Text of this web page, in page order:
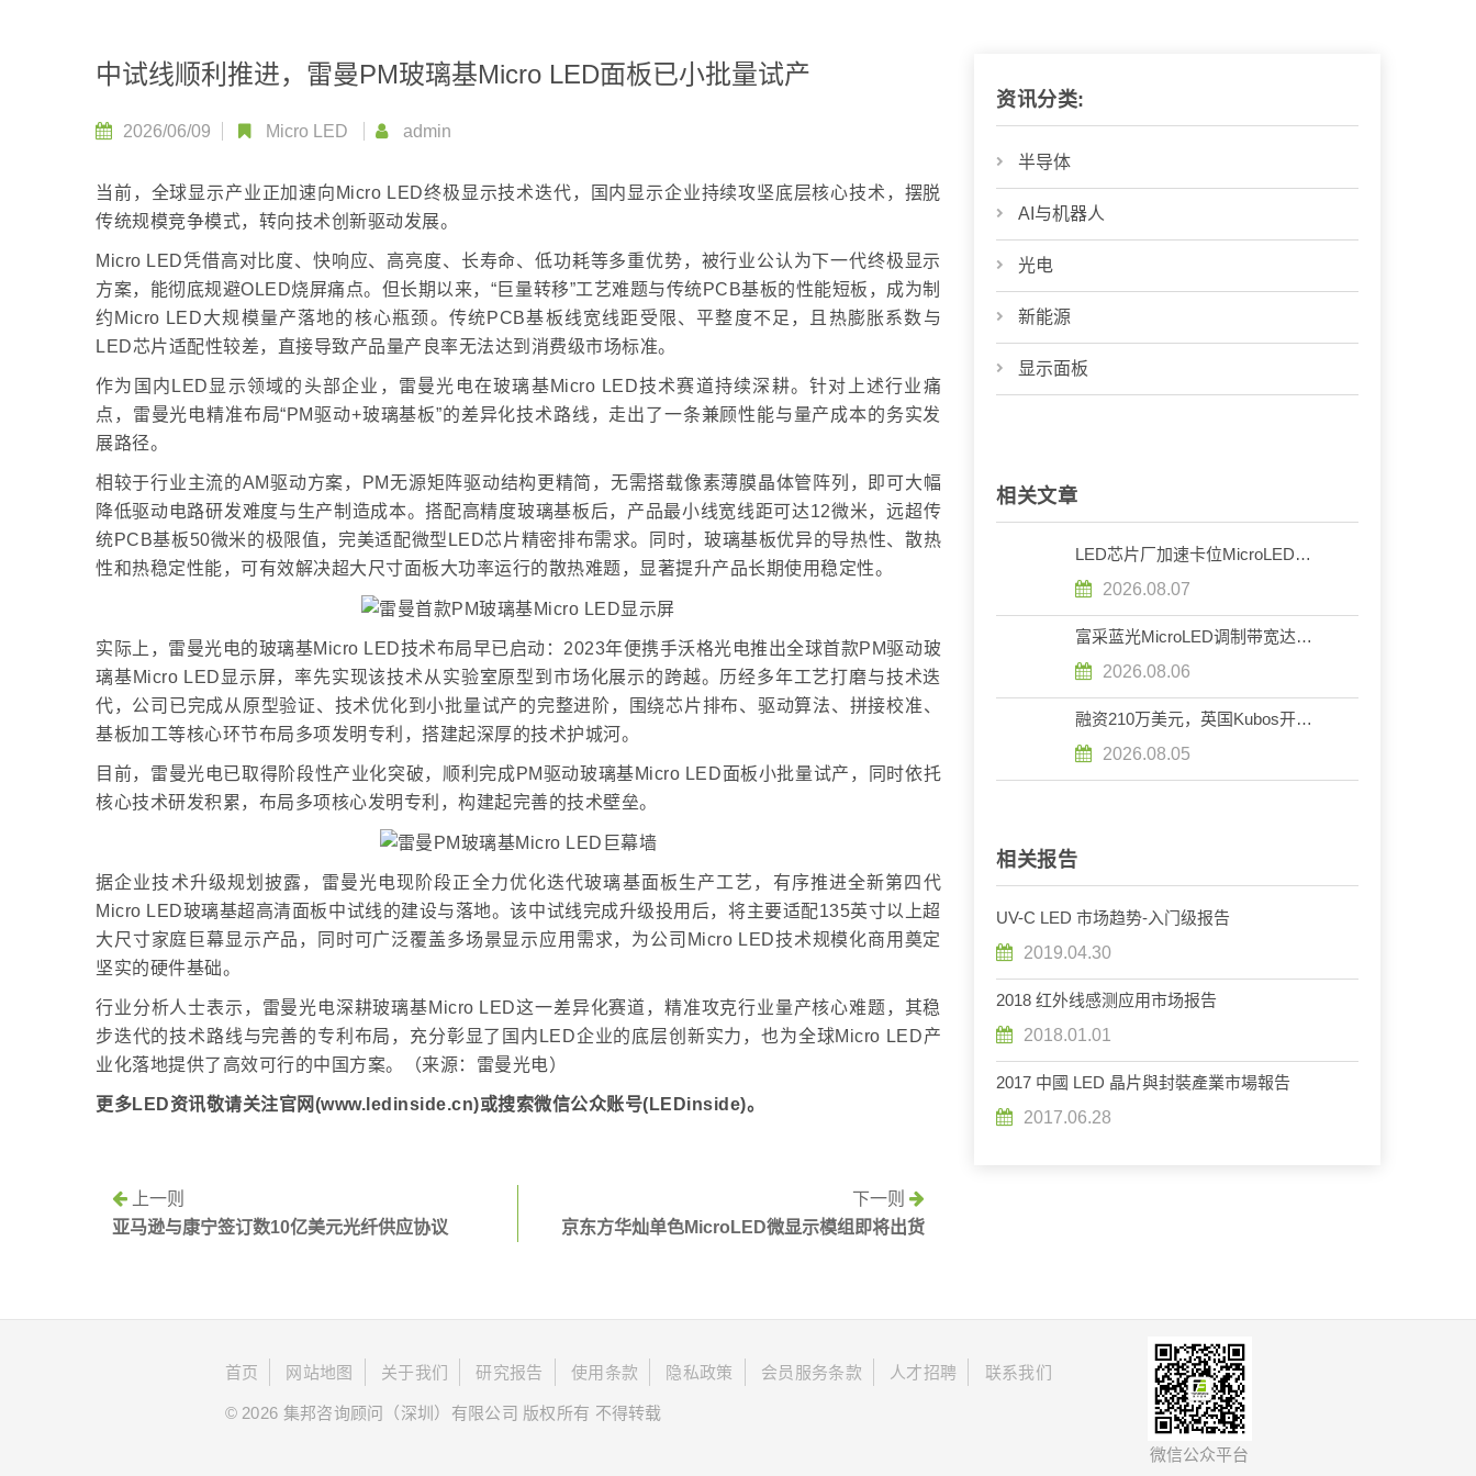
中试线顺利推进，雷曼PM玻璃基Micro LED面板已小批量试产
2026/06/09 Micro LED admin
当前，全球显示产业正加速向Micro LED终极显示技术迭代，国内显示企业持续攻坚底层核心技术，摆脱
传统规模竞争模式，转向技术创新驱动发展。
Micro LED凭借高对比度、快响应、高亮度、长寿命、低功耗等多重优势，被行业公认为下一代终极显示
方案，能彻底规避OLED烧屏痛点。但长期以来，“巨量转移”工艺难题与传统PCB基板的性能短板，成为制
约Micro LED大规模量产落地的核心瓶颈。传统PCB基板线宽线距受限、平整度不足，且热膨胀系数与
LED芯片适配性较差，直接导致产品量产良率无法达到消费级市场标准。
作为国内LED显示领域的头部企业，雷曼光电在玻璃基Micro LED技术赛道持续深耕。针对上述行业痛
点，雷曼光电精准布局“PM驱动+玻璃基板”的差异化技术路线，走出了一条兼顾性能与量产成本的务实发
展路径。
相较于行业主流的AM驱动方案，PM无源矩阵驱动结构更精简，无需搭载像素薄膜晶体管阵列，即可大幅
降低驱动电路研发难度与生产制造成本。搭配高精度玻璃基板后，产品最小线宽线距可达12微米，远超传
统PCB基板50微米的极限值，完美适配微型LED芯片精密排布需求。同时，玻璃基板优异的导热性、散热
性和热稳定性能，可有效解决超大尺寸面板大功率运行的散热难题，显著提升产品长期使用稳定性。
实际上，雷曼光电的玻璃基Micro LED技术布局早已启动：2023年便携手沃格光电推出全球首款PM驱动玻
璃基Micro LED显示屏，率先实现该技术从实验室原型到市场化展示的跨越。历经多年工艺打磨与技术迭
代，公司已完成从原型验证、技术优化到小批量试产的完整进阶，围绕芯片排布、驱动算法、拼接校准、
基板加工等核心环节布局多项发明专利，搭建起深厚的技术护城河。
目前，雷曼光电已取得阶段性产业化突破，顺利完成PM驱动玻璃基Micro LED面板小批量试产，同时依托
核心技术研发积累，布局多项核心发明专利，构建起完善的技术壁垒。
据企业技术升级规划披露，雷曼光电现阶段正全力优化迭代玻璃基面板生产工艺，有序推进全新第四代
Micro LED玻璃基超高清面板中试线的建设与落地。该中试线完成升级投用后，将主要适配135英寸以上超
大尺寸家庭巨幕显示产品，同时可广泛覆盖多场景显示应用需求，为公司Micro LED技术规模化商用奠定
坚实的硬件基础。
行业分析人士表示，雷曼光电深耕玻璃基Micro LED这一差异化赛道，精准攻克行业量产核心难题，其稳
步迭代的技术路线与完善的专利布局，充分彰显了国内LED企业的底层创新实力，也为全球Micro LED产
业化落地提供了高效可行的中国方案。（来源：雷曼光电）
更多LED资讯敬请关注官网(www.ledinside.cn)或搜索微信公众账号(LEDinside)。
上一则
亚马逊与康宁签订数10亿美元光纤供应协议
下一则
京东方华灿单色MicroLED微显示模组即将出货
资讯分类:
半导体
AI与机器人
光电
新能源
显示面板
相关文章
LED芯片厂加速卡位MicroLED光
2026.08.07
富采蓝光MicroLED调制带宽达
2026.08.06
融资210万美元，英国Kubos开发
2026.08.05
相关报告
UV-C LED 市场趋势-入门级报告
2019.04.30
2018 红外线感测应用市场报告
2018.01.01
2017 中國 LED 晶片與封裝產業市場報告
2017.06.28
首页 网站地图 关于我们 研究报告 使用条款 隐私政策 会员服务条款 人才招聘 联系我们
© 2026 集邦咨询顾问（深圳）有限公司 版权所有 不得转载
微信公众平台